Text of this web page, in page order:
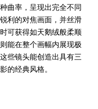
曲率，呈现出完全不同
利的对焦画面，并丝滑
可获得如天鹅绒般柔顺
能在整个画幅内展现极
些镜头能创造出具有三
的经典风格。